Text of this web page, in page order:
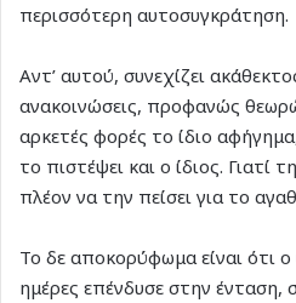
περισσότερη αυτοσυγκράτηση.
Αντ’ αυτού, συνεχίζει
ανακοινώσεις, προφανώς
αρκετές φορές το ίδιο
το πιστέψει και ο ίδιος. Γιατί
πλέον να την πείσει για το
Το δε αποκορύφωμα είναι ότι
ημέρες επένδυσε στην ένταση,